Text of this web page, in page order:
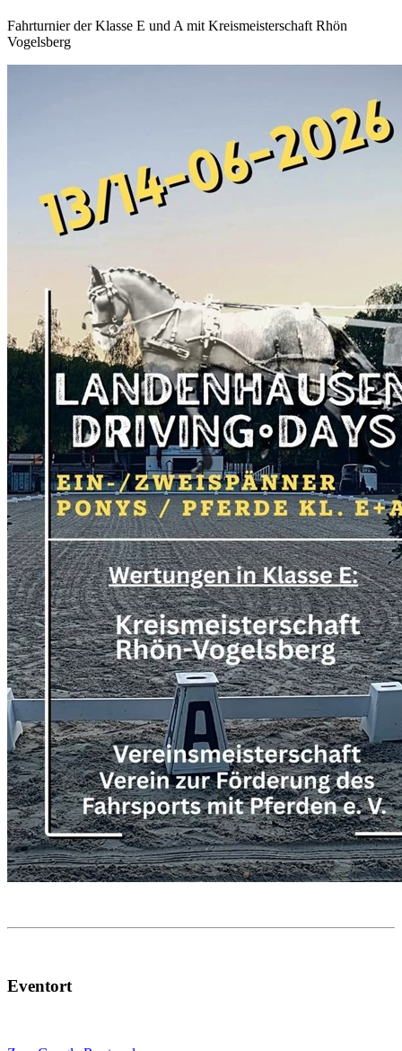
Fahrturnier der Klasse E und A mit Kreismeisterschaft Rhön
Vogelsberg
Eventort